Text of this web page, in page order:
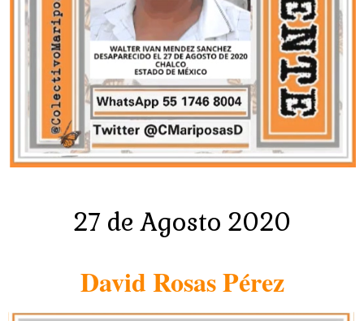
27 de Agosto 2020
David Rosas Pérez